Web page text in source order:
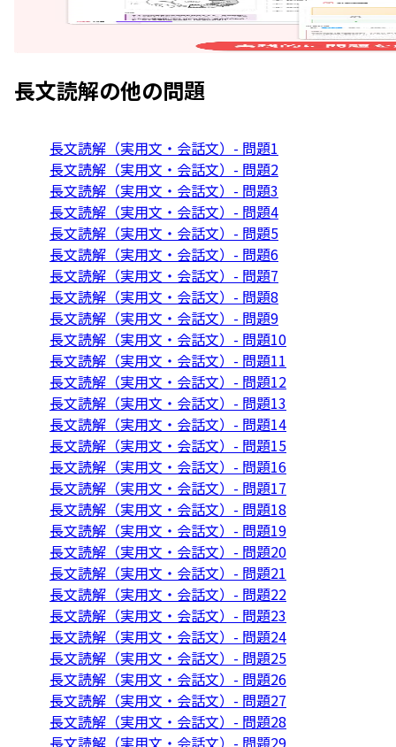
長文読解の他の問題
長文読解（実用文・会話文）- 問題1
長文読解（実用文・会話文）- 問題2
長文読解（実用文・会話文）- 問題3
長文読解（実用文・会話文）- 問題4
長文読解（実用文・会話文）- 問題5
長文読解（実用文・会話文）- 問題6
長文読解（実用文・会話文）- 問題7
長文読解（実用文・会話文）- 問題8
長文読解（実用文・会話文）- 問題9
長文読解（実用文・会話文）- 問題10
長文読解（実用文・会話文）- 問題11
長文読解（実用文・会話文）- 問題12
長文読解（実用文・会話文）- 問題13
長文読解（実用文・会話文）- 問題14
長文読解（実用文・会話文）- 問題15
長文読解（実用文・会話文）- 問題16
長文読解（実用文・会話文）- 問題17
長文読解（実用文・会話文）- 問題18
長文読解（実用文・会話文）- 問題19
長文読解（実用文・会話文）- 問題20
長文読解（実用文・会話文）- 問題21
長文読解（実用文・会話文）- 問題22
長文読解（実用文・会話文）- 問題23
長文読解（実用文・会話文）- 問題24
長文読解（実用文・会話文）- 問題25
長文読解（実用文・会話文）- 問題26
長文読解（実用文・会話文）- 問題27
長文読解（実用文・会話文）- 問題28